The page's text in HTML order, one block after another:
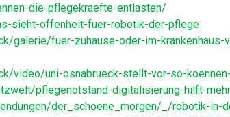
die-pflegekraefte-entlasten/
sieht-offenheit-fuer-robotik-der-pflege
galerie/fuer-zuhause-oder-im-
video/uni-osnabrueck-stellt-vor-so-
pflegenotstand-digitalisierung-hilft-
der_schoene_morgen/_/robotik-in-